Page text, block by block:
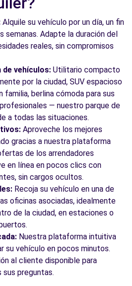
las agencias
Alquile su vehículo por un día, un fin
semanas. Adapte la duración del
reales, sin compromisos
de vehículos: Utilitario compacto
por la ciudad, SUV espacioso
familia, berlina cómoda para sus
— nuestro parque de
a todas las situaciones.
Aproveche los mejores
gracias a nuestra plataforma
de los arrendadores
en línea en pocos clics con
sin cargos ocultos.
Recoja su vehículo en una de
oficinas asociadas, idealmente
de la ciudad, en estaciones o
Nuestra plataforma intuitiva
su vehículo en pocos minutos.
al cliente disponible para
sus preguntas.